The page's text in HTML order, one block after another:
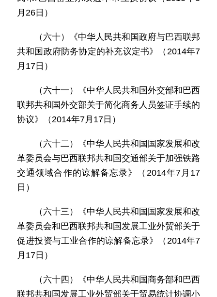
月26日）
（六十）《中华人民共和国政府与巴西联邦
共和国政府防务协定的补充议定书》（2014年7
月17日）
（六十一）《中华人民共和国外交部和巴西
联邦共和国外交部关于简化商务人员签证手续的
协议》（2014年7月17日）
（六十二）《中华人民共和国国家发展和改
革委员会与巴西联邦共和国交通部关于加强铁路
交通领域合作的谅解备忘录》（2014年7月17
日）
（六十三）《中华人民共和国国家发展和改
革委员会和巴西联邦共和国发展工业外贸部关于
促进投资与工业合作的谅解备忘录》（2014年7
月17日）
（六十四）《中华人民共和国商务部和巴西
联邦共和国发展工业外贸部关于贸易统计协调小